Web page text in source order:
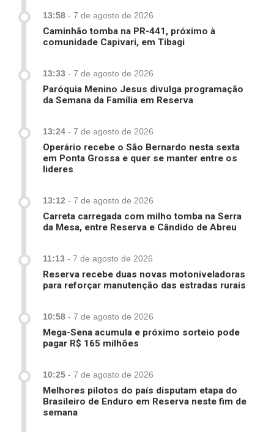
13:58 - 7 de agosto de 2026
Caminhão tomba na PR-441, próximo à
comunidade Capivari, em Tibagi
13:33 - 7 de agosto de 2026
Paróquia Menino Jesus divulga programação
da Semana da Família em Reserva
13:24 - 7 de agosto de 2026
Operário recebe o São Bernardo nesta sexta
em Ponta Grossa e quer se manter entre os
lideres
13:12 - 7 de agosto de 2026
Carreta carregada com milho tomba na Serra
da Mesa, entre Reserva e Cândido de Abreu
11:13 - 7 de agosto de 2026
Reserva recebe duas novas motoniveladoras
para reforçar manutenção das estradas rurais
10:58 - 7 de agosto de 2026
Mega-Sena acumula e próximo sorteio pode
pagar R$ 165 milhões
10:25 - 7 de agosto de 2026
Melhores pilotos do país disputam etapa do
Brasileiro de Enduro em Reserva neste fim de
semana